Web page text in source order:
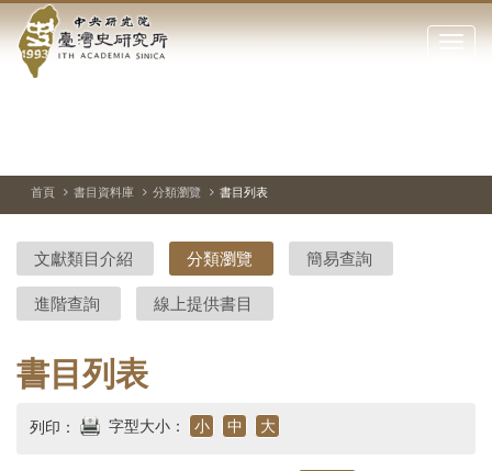
到中
央
院-
臺
灣
史
研
究
點
閉
站
停、
圖
圖
結
首頁 書目資料庫 分類瀏覽 書目列表
文獻類目介紹 分類瀏覽 簡易查詢
進階查詢 線上提供書目
書目列表
列印： 字型大小： 小 中 大